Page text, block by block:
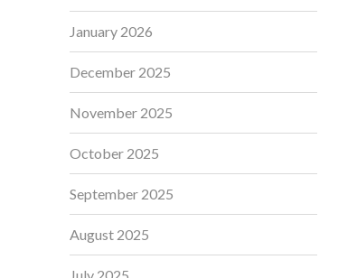
January 2026
December 2025
November 2025
October 2025
September 2025
August 2025